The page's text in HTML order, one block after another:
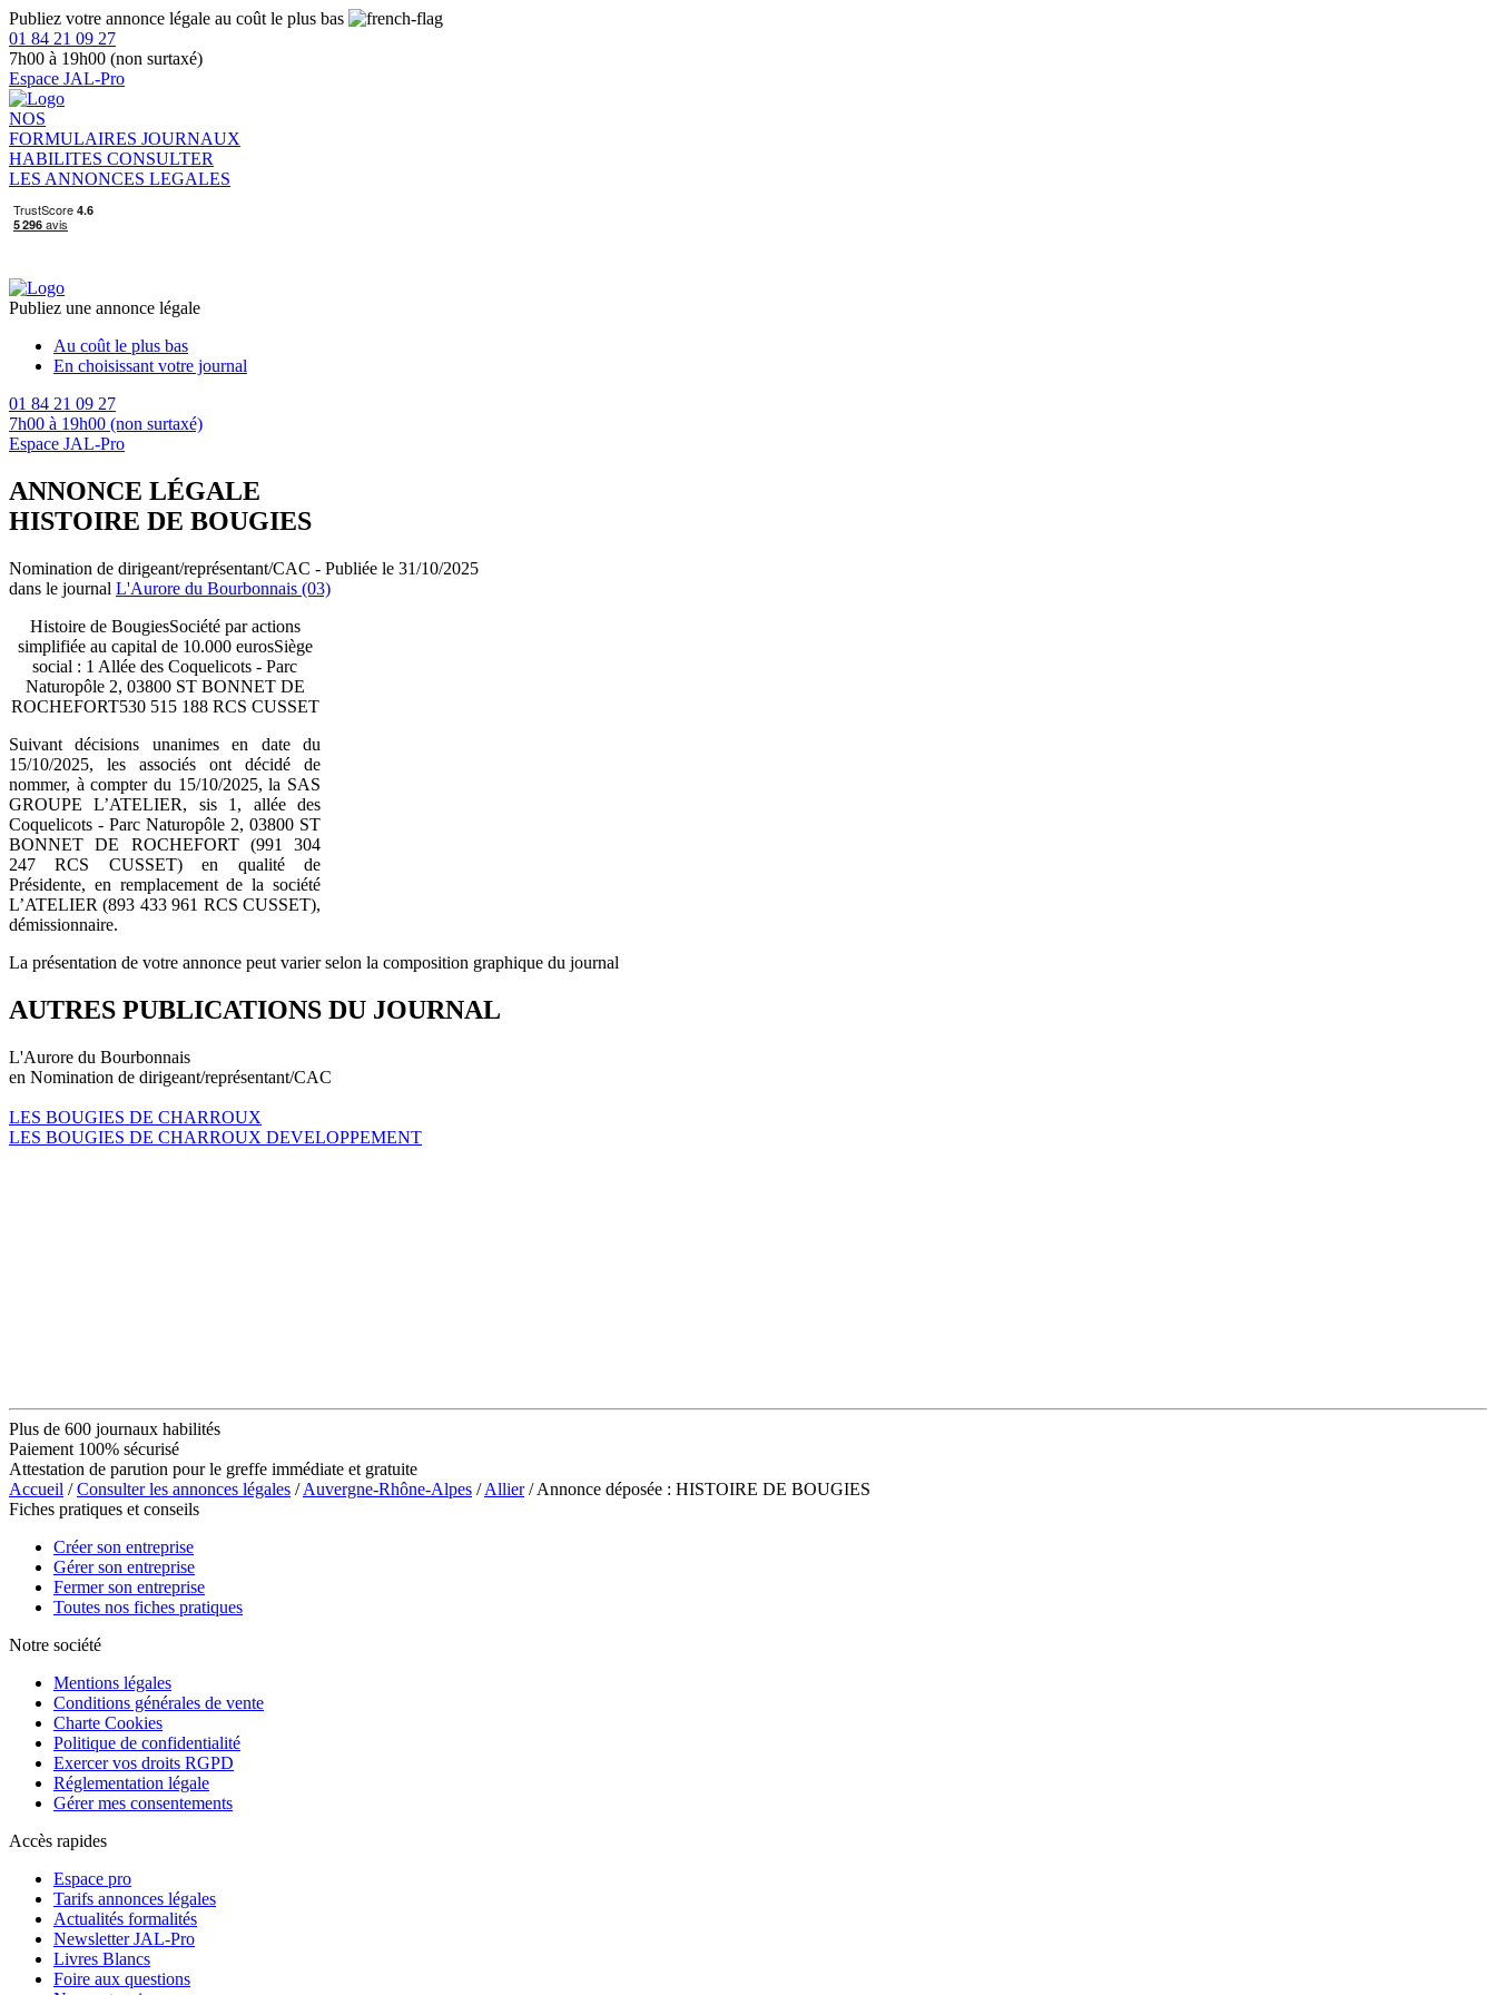
Publiez votre annonce légale au coût le plus bas
01 84 21 09 27
7h00 à 19h00 (non surtaxé)
Espace JAL-Pro
NOS
FORMULAIRES JOURNAUX
HABILITES CONSULTER
LES ANNONCES LEGALES
Publiez une annonce légale
Au coût le plus bas
En choisissant votre journal
01 84 21 09 27
7h00 à 19h00 (non surtaxé)
Espace JAL-Pro
ANNONCE LÉGALE
HISTOIRE DE BOUGIES
Nomination de dirigeant/représentant/CAC - Publiée le 31/10/2025
dans le journal L'Aurore du Bourbonnais (03)
Histoire de BougiesSociété par actions
simplifiée au capital de 10.000 eurosSiège
social : 1 Allée des Coquelicots - Parc
Naturopôle 2, 03800 ST BONNET DE
ROCHEFORT530 515 188 RCS CUSSET
Suivant décisions unanimes en date du
15/10/2025, les associés ont décidé de
nommer, à compter du 15/10/2025, la SAS
GROUPE L’ATELIER, sis 1, allée des
Coquelicots - Parc Naturopôle 2, 03800 ST
BONNET DE ROCHEFORT (991 304
247 RCS CUSSET) en qualité de
Présidente, en remplacement de la société
L’ATELIER (893 433 961 RCS CUSSET),
démissionnaire.
La présentation de votre annonce peut varier selon la composition graphique du journal
AUTRES PUBLICATIONS DU JOURNAL
L'Aurore du Bourbonnais
en Nomination de dirigeant/représentant/CAC
LES BOUGIES DE CHARROUX
LES BOUGIES DE CHARROUX DEVELOPPEMENT
Plus de 600 journaux habilités
Paiement 100% sécurisé
Attestation de parution pour le greffe immédiate et gratuite
Accueil /Consulter les annonces légales /Auvergne-Rhône-Alpes /Allier/ Annonce déposée : HISTOIRE DE BOUGIES
Fiches pratiques et conseils
Créer son entreprise
Gérer son entreprise
Fermer son entreprise
Toutes nos fiches pratiques
Notre société
Mentions légales
Conditions générales de vente
Charte Cookies
Politique de confidentialité
Exercer vos droits RGPD
Réglementation légale
Gérer mes consentements
Accès rapides
Espace pro
Tarifs annonces légales
Actualités formalités
Newsletter JAL-Pro
Livres Blancs
Foire aux questions